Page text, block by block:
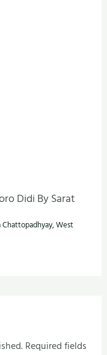
Didi By Sarat
Chattopadhyay,West
Required fields